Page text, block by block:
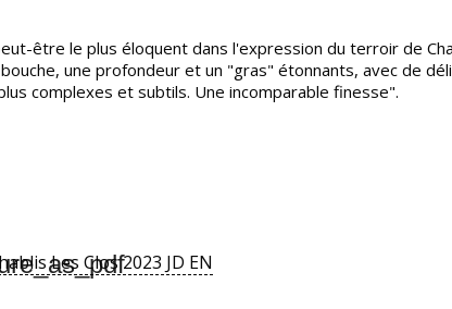
être le plus éloquent dans l'expression du terroir de
une profondeur et un "gras" étonnants, avec de
complexes et subtils. Une incomparable finesse".
Les Clos 2023 JD EN